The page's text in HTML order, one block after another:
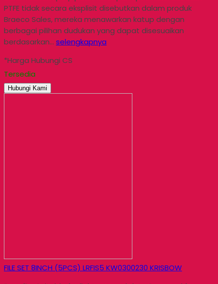
PTFE tidak secara eksplisit disebutkan dalam produk
Braeco Sales, mereka menawarkan katup dengan
berbagai pilihan dudukan yang dapat disesuaikan
berdasarkan… selengkapnya
*Harga Hubungi CS
Tersedia
Hubungi Kami
FILE SET 8INCH (5PCS) LRFIS5 KW0300230 KRISBOW